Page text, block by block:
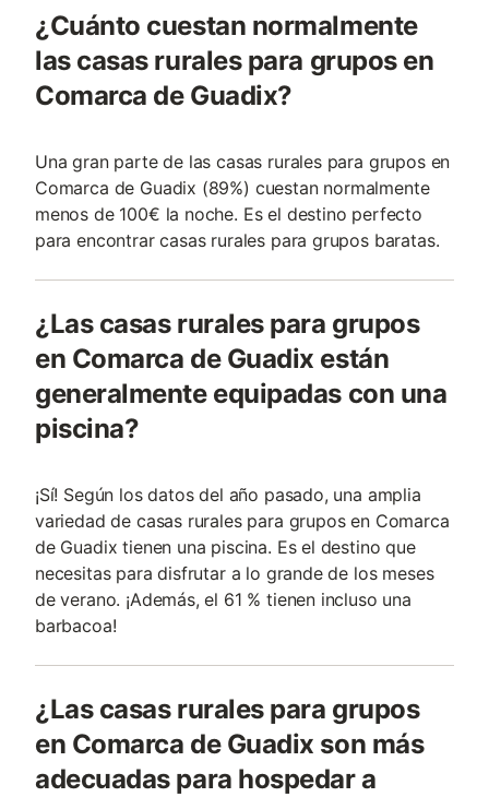
¿Cuánto cuestan normalmente
las casas rurales para grupos en
Comarca de Guadix?
Una gran parte de las casas rurales para grupos en
Comarca de Guadix (89%) cuestan normalmente
menos de 100€ la noche. Es el destino perfecto
para encontrar casas rurales para grupos baratas.
¿Las casas rurales para grupos
en Comarca de Guadix están
generalmente equipadas con una
piscina?
¡Sí! Según los datos del año pasado, una amplia
variedad de casas rurales para grupos en Comarca
de Guadix tienen una piscina. Es el destino que
necesitas para disfrutar a lo grande de los meses
de verano. ¡Además, el 61 % tienen incluso una
barbacoa!
¿Las casas rurales para grupos
en Comarca de Guadix son más
adecuadas para hospedar a